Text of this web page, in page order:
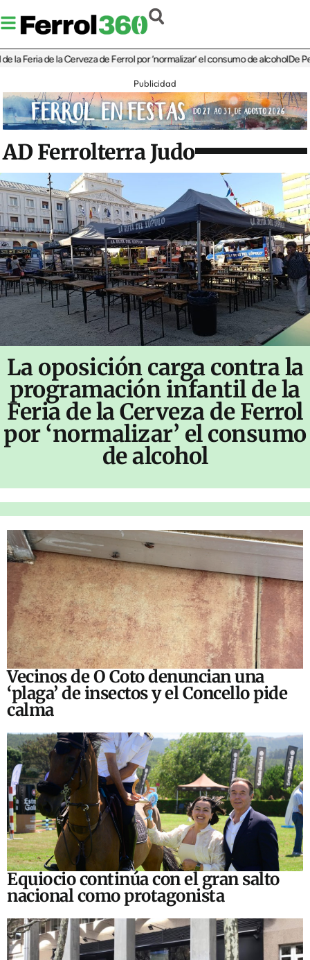
de la Cerveza de Ferrol por ‘normalizar’ el consumo de alcoholDe Perlío a
Publicidad
AD Ferrolterra Judo
La oposición carga contra la
programación infantil de la
Feria de la Cerveza de Ferrol
por ‘normalizar’ el consumo
de alcohol
Vecinos de O Coto denuncian una
‘plaga’ de insectos y el Concello pide
calma
Equiocio continúa con el gran salto
nacional como protagonista